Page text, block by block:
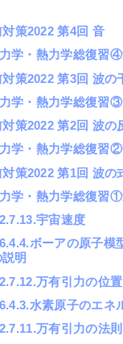
策2022 第4回 音
学・熱力学総復習④
策2022 第3回 波の
学・熱力学総復習③
策2022 第2回 波の
学・熱力学総復習②
策2022 第1回 波の
学・熱力学総復習①
宇宙速度
ボーアの原子模
明
万有引力の位
水素原子のエネ
万有引力の法則